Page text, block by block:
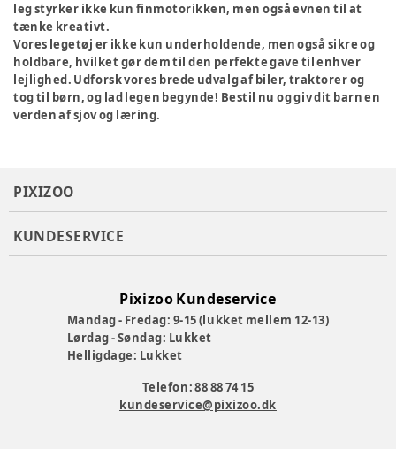
leg styrker ikke kun finmotorikken, men også evnen til at
tænke kreativt.
Vores legetøj er ikke kun underholdende, men også sikre og
holdbare, hvilket gør dem til den perfekte gave til enhver
lejlighed. Udforsk vores brede udvalg af biler, traktorer og
tog til børn, og lad legen begynde! Bestil nu og giv dit barn en
verden af sjov og læring.
PIXIZOO
KUNDESERVICE
Pixizoo Kundeservice
Mandag - Fredag: 9-15 (lukket mellem 12-13)
Lørdag - Søndag: Lukket
Helligdage: Lukket
Telefon: 88 88 74 15
kundeservice@pixizoo.dk